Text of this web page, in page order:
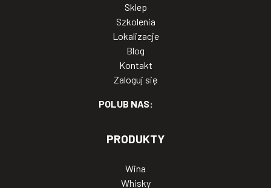
Sklep
Szkolenia
Lokalizacje
Blog
Kontakt
Zaloguj się
POLUB NAS:
PRODUKTY
Wina
Whisky